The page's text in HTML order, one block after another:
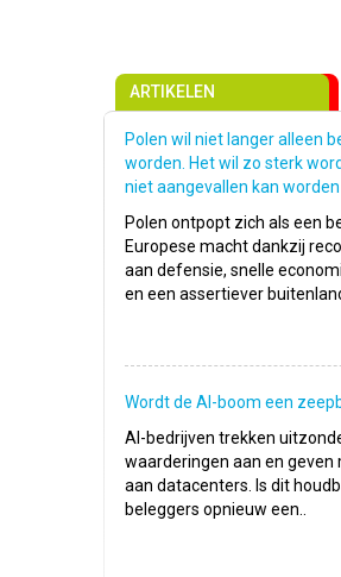
ARTIKELEN
Polen wil niet langer alleen
worden. Het wil zo sterk
niet aangevallen kan worden
Polen ontpopt zich als een
Europese macht dankzij
aan defensie, snelle
en een assertiever
Wordt de AI-boom een
AI-bedrijven trekken
waarderingen aan en geven
aan datacenters. Is dit
beleggers opnieuw een..